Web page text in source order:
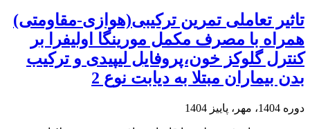
تاثیر تعاملی تمرین ترکیبی(هوازی-مقاومتی)
همراه با مصرف مکمل مورینگا اولیفرا بر
کنترل گلوکز خون،پروفایل لیپیدی و ترکیب
بدن بیماران مبتلا به دیابت نوع 2
دوره 1404، مهر، پاییز 1404